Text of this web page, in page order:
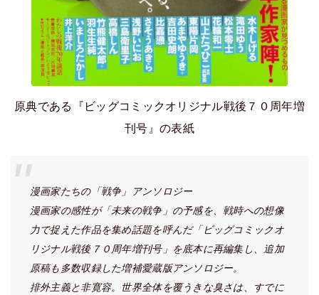
原典である『ビッグコミックオリジナル戦後７０周年増
刊号』の表紙
漫画家たちの「戦争」アンソロジー
漫画家の感性が「未来の戦争」の予感を、戦時への想像
力で捉えた作品を集め話題を呼んだ「ビッグコミックオ
リジナル戦後７０周年増刊号」を底本に再編集し、追加
原稿も多数収録した増補愛蔵版アンソロジー。
排外主義と非寛容。世界全体を覆うきな臭さは、すでに